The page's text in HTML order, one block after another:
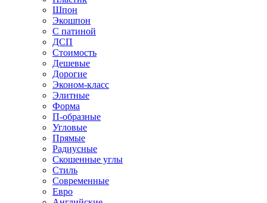
Шпон
Экошпон
С патиной
ДСП
Стоимость
Дешевые
Дорогие
Эконом-класс
Элитные
Форма
П-образные
Угловые
Прямые
Радиусные
Скошенные углы
Стиль
Современные
Евро